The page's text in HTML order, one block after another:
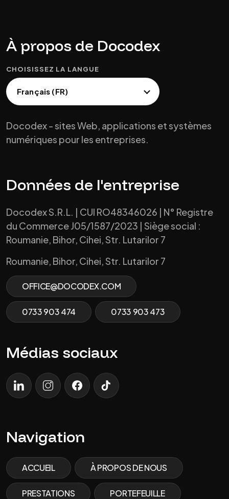
À propos de Docodex
CHOISISSEZ LA LANGUE
Docodex - sites Web, applications et systèmes
numériques pour les entreprises.
Données de l'entreprise
Docodex S.R.L. | CUI RO48346026 | N° Registre
du Commerce J05/1587/2023 | Siège social :
Roumanie, Bihor, Cihei, Str. Lutarilor 7
Roumanie, Bihor, Cihei, Str. Lutarilor 7
OFFICE@DOCODEX.COM
0733 903 474 0733 903 473
Médias sociaux
LinkedInInstagramFacebookTik Tok
Navigation
ACCUEIL À PROPOS DE NOUS
PRESTATIONS PORTEFEUILLE